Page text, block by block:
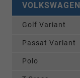
VOLKSWAGEN
Golf Variant
Passat Variant
Polo